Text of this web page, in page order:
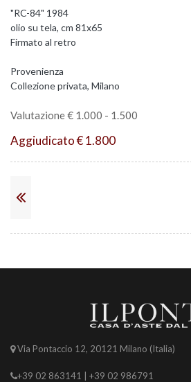
"RC-84" 1984
olio su tela, cm 81x65
Firmato al retro
Provenienza
Collezione privata, Milano
Valutazione € 1.000 - 1.500
Aggiudicato € 1.800
Via Pontaccio 12, 20121 Milano (Italia)
+39 02 863141 | +39 02 986791